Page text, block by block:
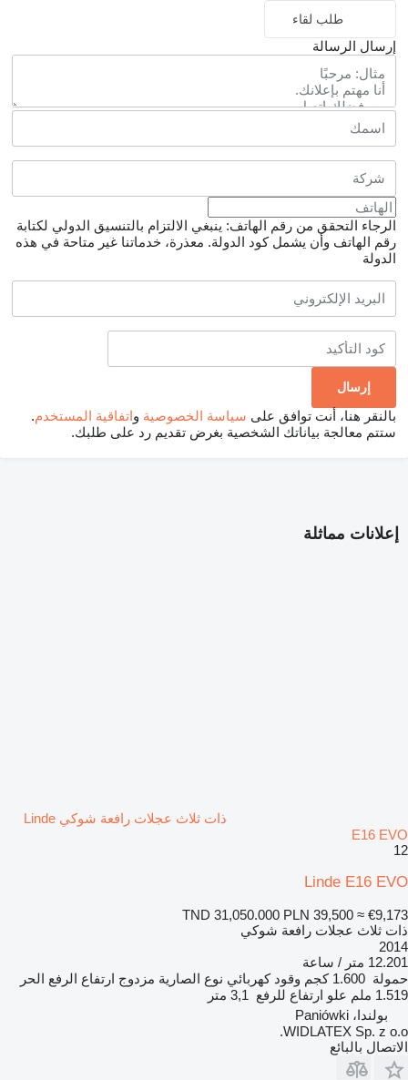
طلب لقاء
إرسال الرسالة
الرجاء التحقق من رقم الهاتف: ينبغي الالتزام بالتنسيق الدولي لكتابة
رقم الهاتف وأن يشمل كود الدولة. معذرة، خدماتنا غير متاحة في هذه
الدولة
بالنقر هنا، أنت توافق على سياسة الخصوصية واتفاقية المستخدم.
ستتم معالجة بياناتك الشخصية بغرض تقديم رد على طلبك.
إعلانات مماثلة
ذات ثلاث عجلات رافعة شوكي Linde
E16 EVO
12
Linde E16 EVO
TND 31,050.000 PLN 39,500 ≈ €9,173
ذات ثلاث عجلات رافعة شوكي
2014
12.201 متر / ساعة
حمولة 1.600 كجم وقود كهربائي نوع الصارية مزدوج ارتفاع الرفع الحر
1.519 ملم
علو ارتفاع للرفع 3,1 متر
بولندا، Paniówki
WIDLATEX Sp. z o.o.
الاتصال بالبائع